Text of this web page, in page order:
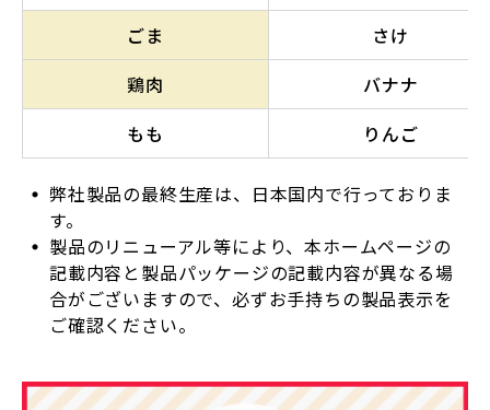
ごま
さけ
鶏肉
バナナ
もも
りんご
弊社製品の最終生産は、日本国内で行っておりま
す。
製品のリニューアル等により、本ホームページの
記載内容と製品パッケージの記載内容が異なる場
合がございますので、必ずお手持ちの製品表示を
ご確認ください。